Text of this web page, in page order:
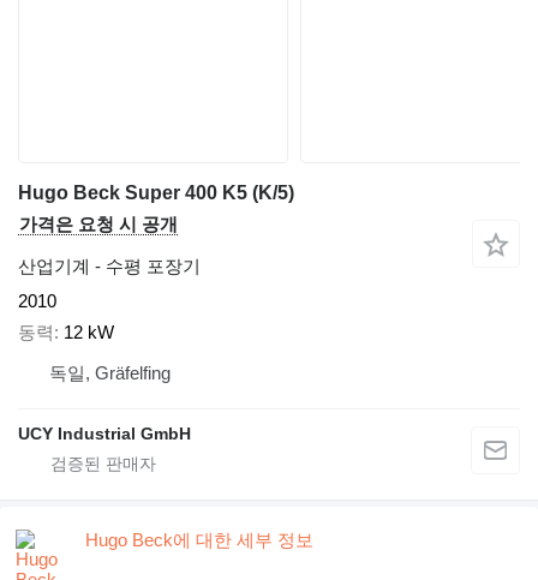
Hugo Beck Super 400 K5 (K/5)
가격은 요청 시 공개
산업기계 - 수평 포장기
2010
동력
12 kW
독일, Gräfelfing
UCY Industrial GmbH
Hugo Beck에 대한 세부 정보